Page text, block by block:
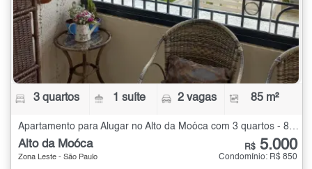
3 quartos 1 suíte 2 vagas 85 m²
Alto da Moóca
Zona Leste - São Paulo
R$ 5.000
Condomínio: R$ 850